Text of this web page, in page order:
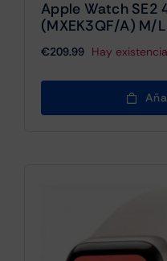
Apple Watch SE2
(MXEK3QF/A) M/L
€209.99 Hay